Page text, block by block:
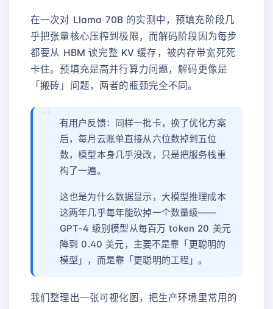
在一次对 Llama 70B 的实测中，预填充阶段几
乎把张量核心压榨到极限，而解码阶段因为每步
都要从 HBM 读完整 KV 缓存，被内存带宽死死
卡住。预填充是高并行算力问题，解码更像是
「搬砖」问题，两者的瓶颈完全不同。
有用户反馈：同样一批卡，换了优化方案
后，每月云账单直接从六位数掉到五位
数，模型本身几乎没改，只是把服务栈重
构了一遍。
这也是为什么数据显示，大模型推理成本
这两年几乎每年能砍掉一个数量级——
GPT-4 级别模型从每百万 token 20 美元
降到 0.40 美元，主要不是靠「更聪明的
模型」，而是靠「更聪明的工程」。
我们整理出一张可视化图，把生产环境里常用的